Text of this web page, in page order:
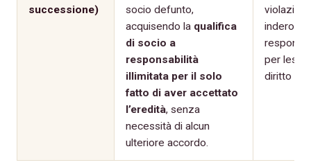
successione)
socio defunto,
acquisendo la qualifica
di socio a
responsabilità
illimitata per il solo
fatto di aver accettato
l’eredità, senza
necessità di alcun
ulteriore accordo.
per
diritto